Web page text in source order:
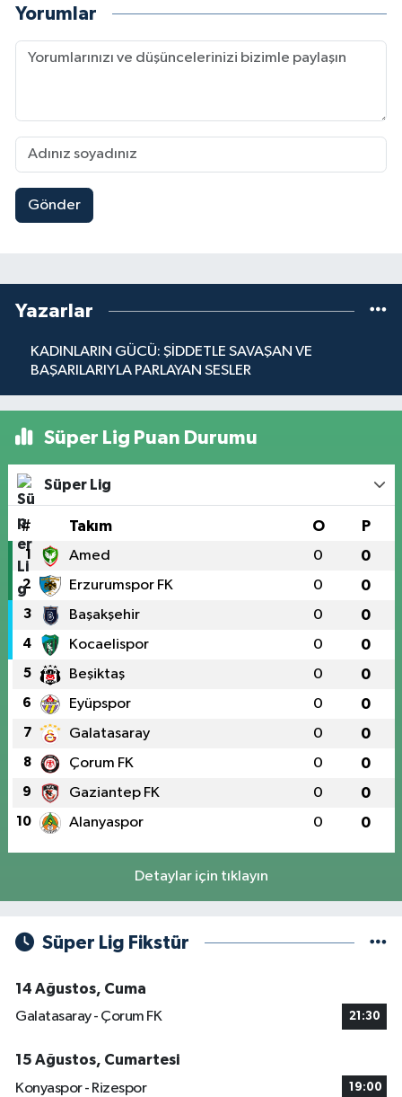
Yorumlar
Gönder
Yazarlar
KADINLARIN GÜCÜ: ŞİDDETLE SAVAŞAN VE
BAŞARILARIYLA PARLAYAN SESLER
Süper Lig Puan Durumu
Süper Lig
# Takım O P
1 Amed 0 0
2 Erzurumspor FK 0 0
3 Başakşehir 0 0
4 Kocaelispor 0 0
5 Beşiktaş 0 0
6 Eyüpspor 0 0
7 Galatasaray 0 0
8 Çorum FK 0 0
9 Gaziantep FK 0 0
10 Alanyaspor 0 0
Detaylar için tıklayın
Süper Lig Fikstür
14 Ağustos, Cuma
Galatasaray - Çorum FK
21:30
15 Ağustos, Cumartesi
Konyaspor - Rizespor
19:00